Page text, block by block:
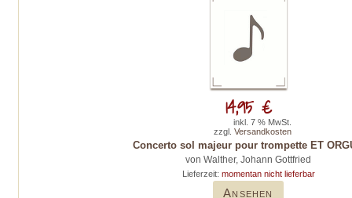
Concerto sol majeur pour trompette ET
von Walther, Johann Gottfried
Lieferzeit: momentan nicht lieferbar
Ansehen
14,95 €
inkl. 7 % MwSt.
zzgl. Versandkosten